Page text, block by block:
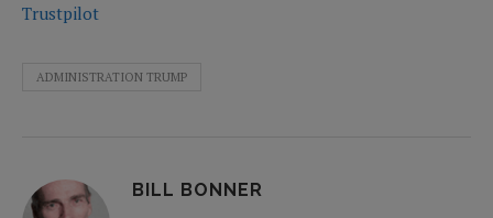
Trustpilot
ADMINISTRATION TRUMP
BILL BONNER